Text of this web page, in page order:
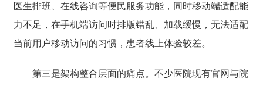
医生排班、在线咨询等便民服务功能，同时移动端适配能
力不足，在手机端访问时排版错乱、加载缓慢，无法适配
当前用户移动访问的习惯，患者线上体验较差。
第三是架构整合层面的痛点。不少医院现有官网与院